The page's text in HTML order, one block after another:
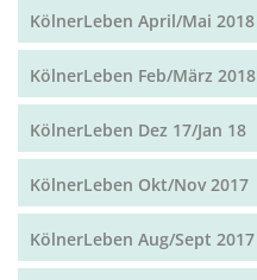
KölnerLeben April/Mai 2018
KölnerLeben Feb/März 2018
KölnerLeben Dez 17/Jan 18
KölnerLeben Okt/Nov 2017
KölnerLeben Aug/Sept 2017